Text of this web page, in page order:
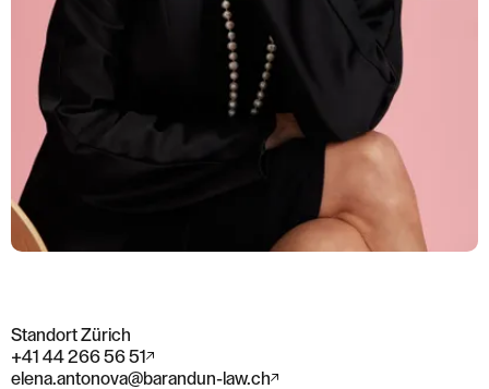
Standort Zürich
+41 44 266 56 51
elena.antonova@barandun-law.ch